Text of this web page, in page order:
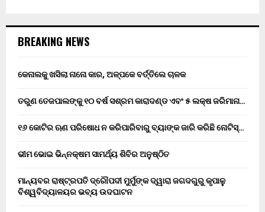
BREAKING NEWS
କେନାଲକୁ ଖସିଲା ନାନୋ କାର, ଅଳ୍ପକେ ବର୍ତ୍ତିଲେ ଚାଳକ
ତରୁଣ ତେଜପାଲଙ୍କୁ ୧୦ ବର୍ଷ ସଶ୍ରମ କାରାଦଣ୍ଡ ଏବଂ ₹୫ ଲକ୍ଷ ଜରିମାନା…
୧୬ କୋଟିର ଋଣ ପରିଷୋଧ ନ କରିପାରିବାରୁ ବ୍ୟାଙ୍କ ଜାରି କରିଛି ନୋଟିସ୍…
ଭୀମ ଭୋଇ ଭିନ୍ନକ୍ଷମ ସାମର୍ଥ୍ୟ ଶିବିର ଅନୁଷ୍ଠିତ
ମାନ୍ୟବର ରାଷ୍ଟ୍ରପତି ଦ୍ରୌପଦୀ ମୁର୍ମୁଙ୍କ ଦ୍ୱାରା ଜଗଦଗୁରୁ କୃପାଳୁ
ବିଶ୍ୱବିଦ୍ୟାଳୟର ଭବ୍ୟ ଉଦଘାଟନ